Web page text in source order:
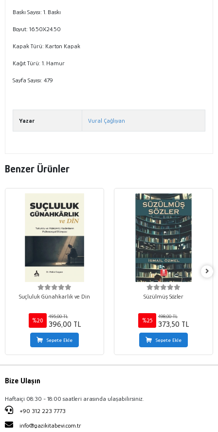
Baskı Sayısı: 1. Baskı
Boyut: 16.50X24.50
Kapak Türü: Karton Kapak
Kağıt Türü: 1. Hamur
Sayfa Sayısı: 479
Yazar Vural Çağlıyan
Benzer Ürünler
Suçluluk Günahkarlık ve Din
%20
495,00 TL
396,00 TL
Sepete Ekle
Süzülmüş Sözler
%25
498,00 TL
373,50 TL
Sepete Ekle
Bize Ulaşın
Haftaiçi 08:30 - 18:00 saatleri arasında ulaşabilirsiniz.
+90 312 223 7773
info@gazikitabevi.com.tr